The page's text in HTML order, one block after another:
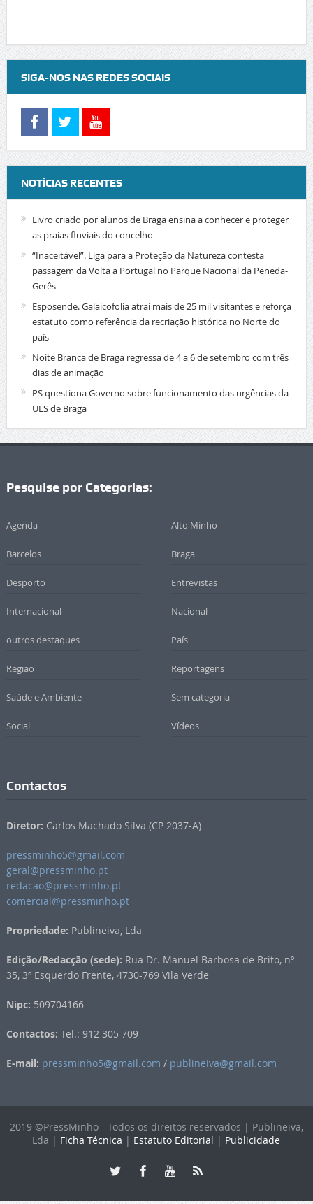
SIGA-NOS NAS REDES SOCIAIS
NOTÍCIAS RECENTES
Livro criado por alunos de Braga ensina a conhecer e proteger
as praias fluviais do concelho
“Inaceitável”. Liga para a Proteção da Natureza contesta
passagem da Volta a Portugal no Parque Nacional da Peneda-
Gerês
Esposende. Galaicofolia atrai mais de 25 mil visitantes e reforça
estatuto como referência da recriação histórica no Norte do
país
Noite Branca de Braga regressa de 4 a 6 de setembro com três
dias de animação
PS questiona Governo sobre funcionamento das urgências da
ULS de Braga
Pesquise por Categorias:
Agenda Alto Minho
Barcelos Braga
Desporto Entrevistas
Internacional Nacional
outros destaques País
Região Reportagens
Saúde e Ambiente Sem categoria
Social Vídeos
Contactos
Diretor: Carlos Machado Silva (CP 2037-A)
pressminho5@gmail.com
geral@pressminho.pt
redacao@pressminho.pt
comercial@pressminho.pt
Propriedade: Publineiva, Lda
Edição/Redacção (sede): Rua Dr. Manuel Barbosa de Brito, nº
35, 3º Esquerdo Frente, 4730-769 Vila Verde
Nipc: 509704166
Contactos: Tel.: 912 305 709
E-mail: pressminho5@gmail.com / publineiva@gmail.com
2019 ©PressMinho - Todos os direitos reservados | Publineiva,
Lda | Ficha Técnica | Estatuto Editorial | Publicidade